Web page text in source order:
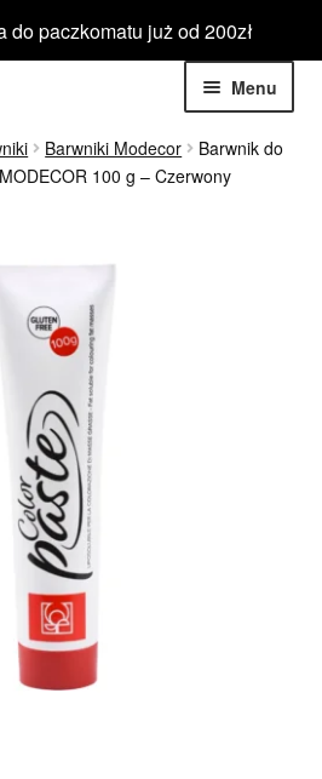
do paczkomatu już od 200zł
Menu
Rozwiń
Barwniki Modecor
Barwnik do
100 g – Czerwony